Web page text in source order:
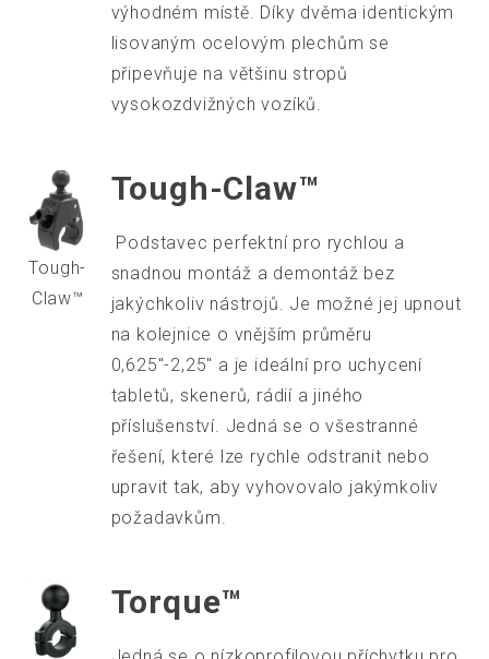
výhodném místě. Díky dvěma identickým
lisovaným ocelovým plechům se
připevňuje na většinu stropů
vysokozdvižných vozíků.
Tough-
Claw™
Tough-Claw™
Podstavec perfektní pro rychlou a
snadnou montáž a demontáž bez
jakýchkoliv nástrojů. Je možné jej upnout
na kolejnice o vnějším průměru
0,625"-2,25" a je ideální pro uchycení
tabletů, skenerů, rádií a jiného
příslušenství. Jedná se o všestranné
řešení, které lze rychle odstranit nebo
upravit tak, aby vyhovovalo jakýmkoliv
požadavkům.
Torque™